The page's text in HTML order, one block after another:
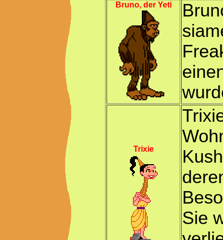
Bruno, der Yeti
Trixie
Sie